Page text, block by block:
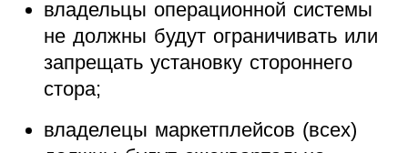
владельцы операционной системы
не должны будут ограничивать или
запрещать установку стороннего
стора;
владелецы маркетплейсов (всех)